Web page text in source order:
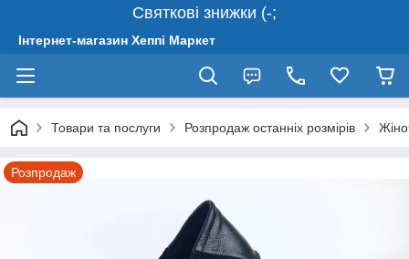
Святкові знижки (-;
Інтернет-магазин Хеппі Маркет
Товари та послуги Розпродаж останніх розмірів
Розпродаж